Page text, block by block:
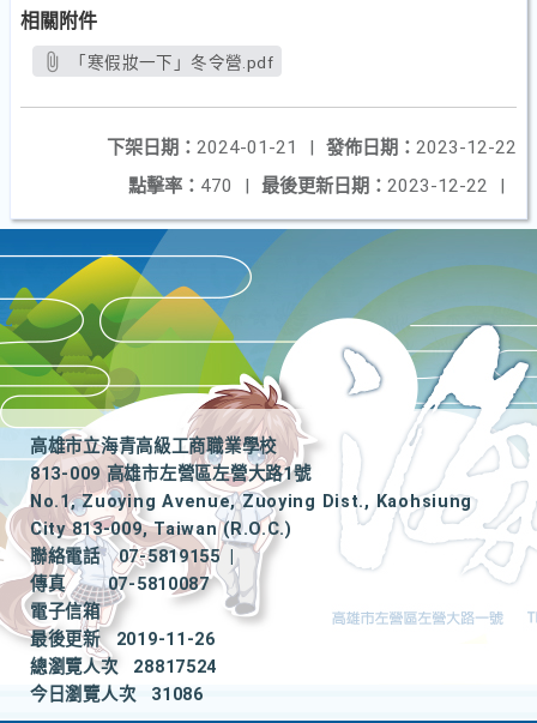
相關附件
「寒假妝一下」冬令營.pdf
發佈日期： 2023-12-22
下架日期： 2024-01-21
|
最後更新日期： 2023-12-22 |
點擊率： 470 |
高雄市立海青高級工商職業學校
813-009 高雄市左營區左營大路1號
No.1, Zuoying Avenue, Zuoying Dist., Kaohsiung
City 813-009, Taiwan (R.O.C.)
聯絡電話
07-5819155
|
傳真
07-5810087
電子信箱
最後更新
2019-11-26
總瀏覽人次
28817524
今日瀏覽人次
31086